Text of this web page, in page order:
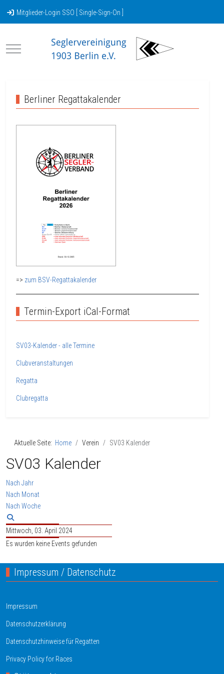
Mitglieder-Login SSO [ Single-Sign-On ]
Mobile Menu Toggle
Berliner Regattakalender
=> zum BSV-Regattakalender
Termin-Export iCal-Format
SV03-Kalender - alle Termine
Clubveranstaltungen
Regatta
Clubregatta
Aktuelle Seite: Home Verein SV03 Kalender
SV03 Kalender
Nach Jahr
Nach Monat
Nach Woche
Mittwoch, 03. April 2024
Es wurden keine Events gefunden
Impressum / Datenschutz
Impressum
Datenschutzerklärung
Datenschutzhinweise für Regatten
Privacy Policy for Races